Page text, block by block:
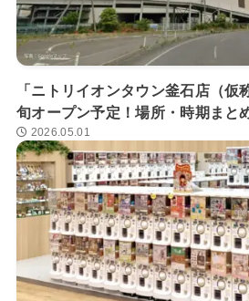
「ニトリイオンタウン釜石店（仮
旬オープン予定！場所・時期まと
2026.05.01